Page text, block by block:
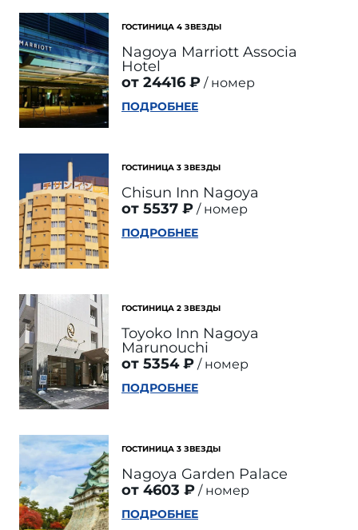
ГОСТИНИЦА 4 ЗВЕЗДЫ
Nagoya Marriott Associa
Hotel
от 24416 ₽
номер
ПОДРОБНЕЕ
ГОСТИНИЦА 3 ЗВЕЗДЫ
Chisun Inn Nagoya
от 5537 ₽
номер
ПОДРОБНЕЕ
ГОСТИНИЦА 2 ЗВЕЗДЫ
Toyoko Inn Nagoya
Marunouchi
от 5354 ₽
номер
ПОДРОБНЕЕ
ГОСТИНИЦА 3 ЗВЕЗДЫ
Nagoya Garden Palace
от 4603 ₽
номер
ПОДРОБНЕЕ